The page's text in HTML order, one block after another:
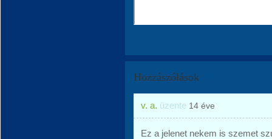
Hozzászólások
v. a. üzente 14 éve
Ez a jelenet nekem is szemet